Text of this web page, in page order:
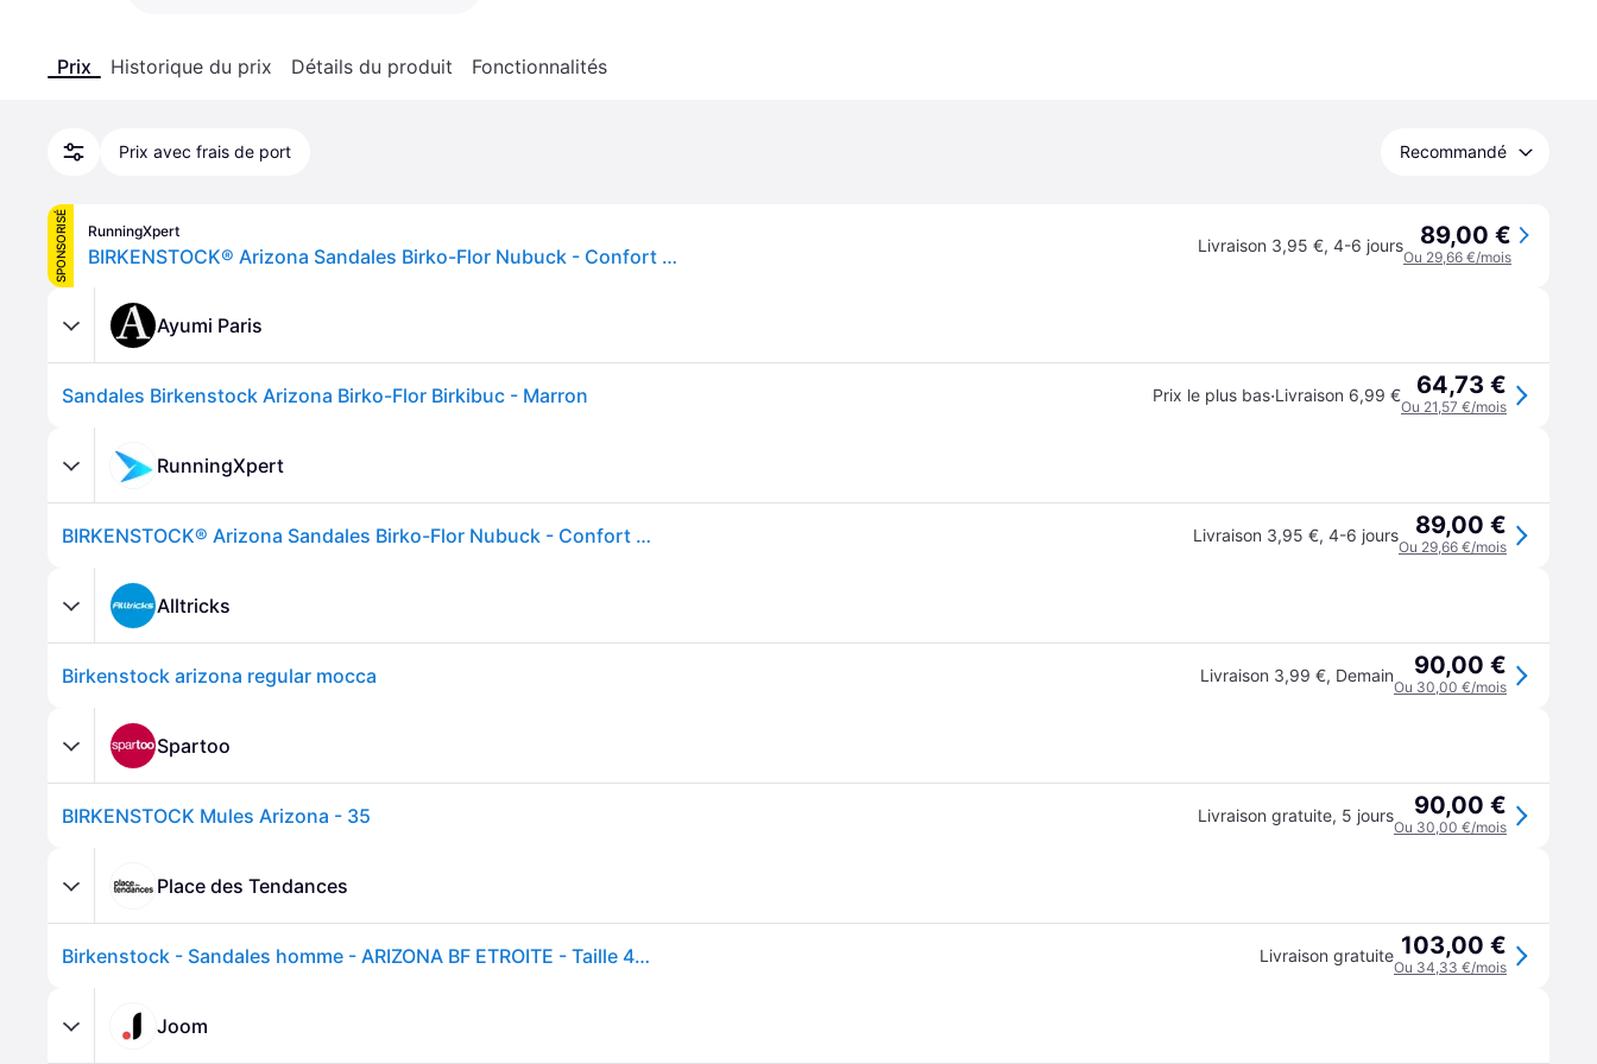
Prix Historique du prix Détails du produit Fonctionnalités
Prix avec frais de port Recommandé
SPONSORISÉ RunningXpert
BIRKENSTOCK® Arizona Sandales Birko-Flor Nubuck - Confort et Détente au Quotidien en Brun Livraison 3,95 €, 4-6 jours 89,00 €
Ou 29,66 €/mois
Ayumi Paris
Sandales Birkenstock Arizona Birko-Flor Birkibuc - Marron Prix le plus bas·Livraison 6,99 € 64,73 €
Ou 21,57 €/mois
RunningXpert
BIRKENSTOCK® Arizona Sandales Birko-Flor Nubuck - Confort et Détente au Quotidien en Brun Livraison 3,95 €, 4-6 jours 89,00 €
Ou 29,66 €/mois
Alltricks
Birkenstock arizona regular mocca Livraison 3,99 €, Demain 90,00 €
Ou 30,00 €/mois
Spartoo
BIRKENSTOCK Mules Arizona - 35 Livraison gratuite, 5 jours 90,00 €
Ou 30,00 €/mois
Place des Tendances
Birkenstock - Sandales homme - ARIZONA BF ETROITE - Taille 40 - Marron Livraison gratuite 103,00 €
Ou 34,33 €/mois
Joom